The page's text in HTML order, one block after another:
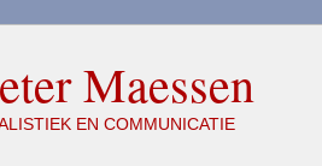
EN COMMUNICATIE